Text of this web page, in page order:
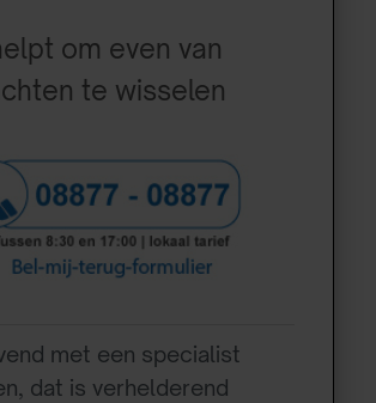
om even van
te wisselen
met een specialist
dat is verhelderend